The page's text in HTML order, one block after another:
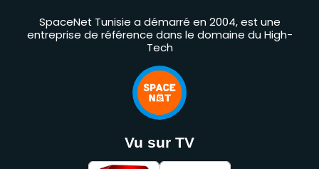
SpaceNet Tunisie a démarré en 2004, est une
entreprise de référence dans le domaine du High-
Tech
Vu sur TV